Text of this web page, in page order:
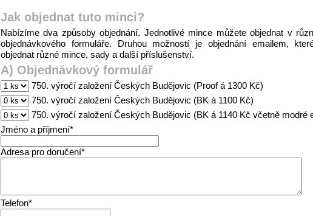
Jak objednat tuto minci?
Nabízíme dva způsoby objednání. Jednotlivé mince můžete objednat v
objednávkového formuláře. Druhou možností je objednání emailem,
objednat různé mince, sady a další příslušenství.
A) Objednávkový formulář
750. výročí založení Českých Budějovic (Proof á 1300 Kč)
750. výročí založení Českých Budějovic (BK á 1100 Kč)
750. výročí založení Českých Budějovic (BK á 1140 Kč včetně modré
Jméno a příjmení*
Adresa pro doručení*
Telefon*